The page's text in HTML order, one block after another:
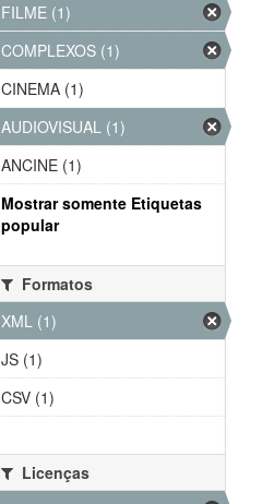
FILME (1)
COMPLEXOS (1)
CINEMA (1)
AUDIOVISUAL (1)
ANCINE (1)
Mostrar somente Etiquetas
popular
Formatos
XML (1)
JS (1)
CSV (1)
Licenças